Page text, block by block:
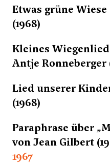
Etwas grüne Wiese
(1968)
Kleines
Antje Ronneberger
Lied unserer
(1968)
Paraphrase über
von Jean Gilbert
1967